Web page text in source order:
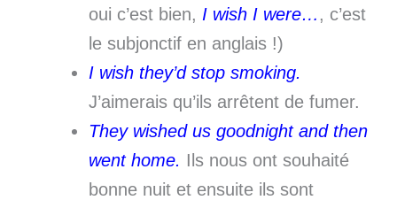
oui c’est bien, I wish I were… , c’est
le subjonctif en anglais !)
I wish they’d stop smoking.
J’aimerais qu’ils arrêtent de fumer.
They wished us goodnight and then
went home. Ils nous ont souhaité
bonne nuit et ensuite ils sont